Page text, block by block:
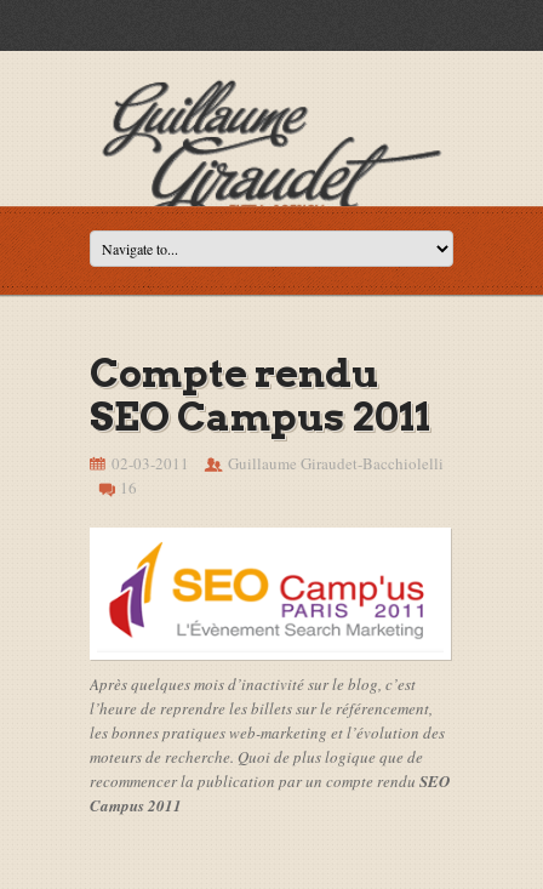
Compte rendu
SEO Campus 2011
02-03-2011
Guillaume Giraudet-Bacchiolelli
16
Après quelques mois d’inactivité sur le blog, c’est
l’heure de reprendre les billets sur le référencement,
les bonnes pratiques web-marketing et l’évolution des
moteurs de recherche. Quoi de plus logique que de
recommencer la publication par un compte rendu SEO
Campus 2011